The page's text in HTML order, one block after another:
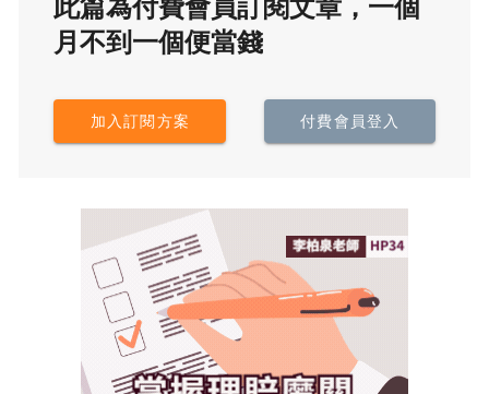
此篇為付費會員訂閱文章，一個
月不到一個便當錢
加入訂閱方案 付費會員登入